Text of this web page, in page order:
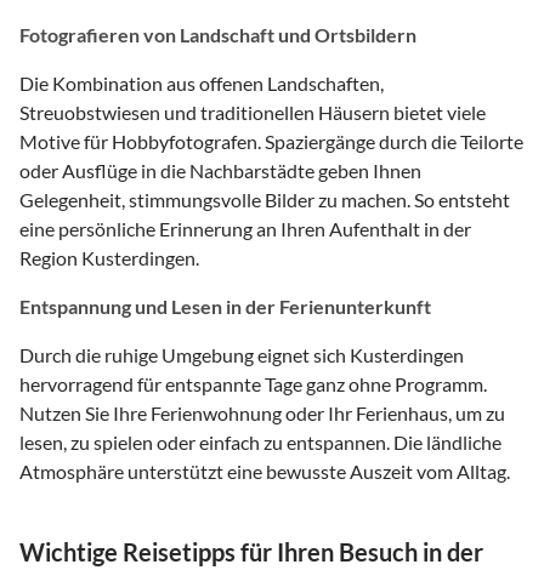
Fotografieren von Landschaft und Ortsbildern
Die Kombination aus offenen Landschaften,
Streuobstwiesen und traditionellen Häusern bietet viele
Motive für Hobbyfotografen. Spaziergänge durch die Teilorte
oder Ausflüge in die Nachbarstädte geben Ihnen
Gelegenheit, stimmungsvolle Bilder zu machen. So entsteht
eine persönliche Erinnerung an Ihren Aufenthalt in der
Region Kusterdingen.
Entspannung und Lesen in der Ferienunterkunft
Durch die ruhige Umgebung eignet sich Kusterdingen
hervorragend für entspannte Tage ganz ohne Programm.
Nutzen Sie Ihre Ferienwohnung oder Ihr Ferienhaus, um zu
lesen, zu spielen oder einfach zu entspannen. Die ländliche
Atmosphäre unterstützt eine bewusste Auszeit vom Alltag.
Wichtige Reisetipps für Ihren Besuch in der